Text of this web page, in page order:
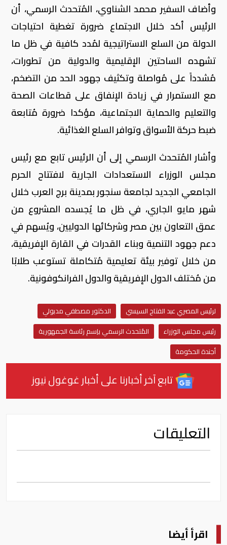
وأضاف السفير محمد الشناوي، المُتحدث الرسمي، أن
الرئيس أكد خلال الاجتماع ضرورة تغطية احتياجات
الدولة من السلع الاستراتيجية لمُدد كافية في ظل ما
تشهده الساحتين الإقليمية والدولية من تطورات،
مُشدداً على مُواصلة وتكثيف جهود الحد من التضخم،
مع الاستمرار في زيادة الإنفاق على قطاعات الصحة
والتعليم والحماية الاجتماعية، مؤكدا ضرورة مُتابعة
ضبط حركة الأسواق وتوافر السلع الغذائية.
وأشار المُتحدث الرسمي إلى أن الرئيس تابع مع رئيس
مجلس الوزراء الاستعدادات الجارية لافتتاح الحرم
الجامعي الجديد لجامعة سنجور بمدينة برج العرب خلال
شهر مايو الجاري، في ظل ما يُجسده المشروع من
عمق التعاون بين مصر وشركائها الدوليين، ويُسهم في
دعم جهود التنمية وبناء القدرات في القارة الإفريقية،
من خلال توفير بيئة تعليمية مُتكاملة تستوعب طلابًا
من مُختلف الدول الإفريقية والدول الفرانكوفونية.
لرئيس المصري عبد الفتاح السيسي
الدكتور مصطفي مدبولي
رئيس مجلس الوزراء
المُتحدث الرسمي باِسم رئاسة الجمهورية
أجندة الحكومة
تابع آخر أخبارنا على أخبار غوغول نيوز
التعليقات
اقرأ أيضا